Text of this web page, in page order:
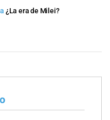
¿La era de Milei?